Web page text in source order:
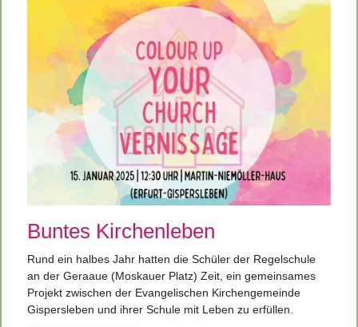
Buntes Kirchenleben
Rund ein halbes Jahr hatten die Schüler der Regelschule
an der Geraaue (Moskauer Platz) Zeit, ein gemeinsames
Projekt zwischen der Evangelischen Kirchengemeinde
Gispersleben und ihrer Schule mit Leben zu erfüllen.